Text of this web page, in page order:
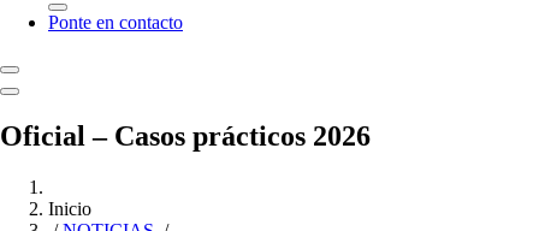
Ponte en contacto
Oficial – Casos prácticos 2026
Inicio